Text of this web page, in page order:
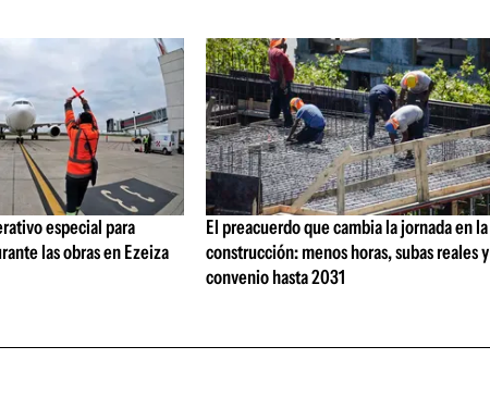
especial para
las obras en Ezeiza
El preacuerdo que cambia la jornada en la
construcción: menos horas, subas reales y
convenio hasta 2031